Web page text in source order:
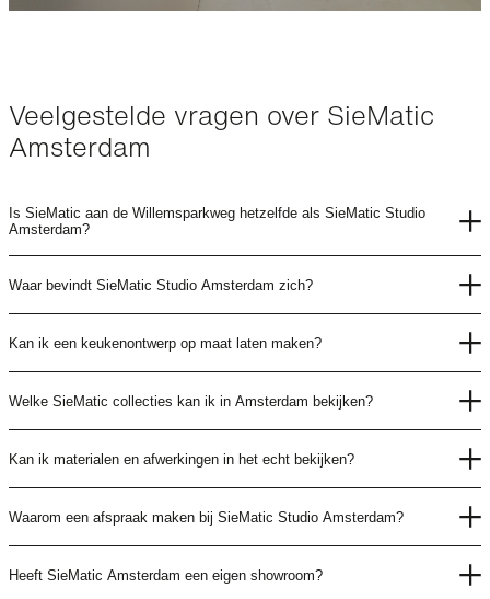
Veelgestelde vragen over SieMatic
Amsterdam
Is SieMatic aan de Willemsparkweg hetzelfde als SieMatic Studio
Amsterdam?
Waar bevindt SieMatic Studio Amsterdam zich?
Kan ik een keukenontwerp op maat laten maken?
Welke SieMatic collecties kan ik in Amsterdam bekijken?
Kan ik materialen en afwerkingen in het echt bekijken?
Waarom een afspraak maken bij SieMatic Studio Amsterdam?
Heeft SieMatic Amsterdam een eigen showroom?